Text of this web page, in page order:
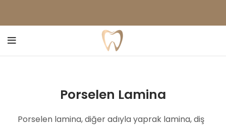
Porselen Lamina
Porselen lamina, diğer adıyla yaprak lamina, diş